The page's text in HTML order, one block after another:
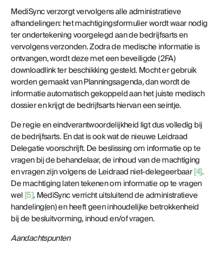
MediSync verzorgt vervolgens alle administratieve
afhandelingen: het machtigingsformulier wordt waar nodig
ter ondertekening voorgelegd aan de bedrijfsarts en
vervolgens verzonden. Zodra de medische informatie is
ontvangen, wordt deze met een beveiligde (2FA)
downloadlink ter beschikking gesteld. Mocht er gebruik
worden gemaakt van Planningsagenda, dan wordt de
informatie automatisch gekoppeld aan het juiste medisch
dossier en krijgt de bedrijfsarts hiervan een seintje.
De regie en eindverantwoordelijkheid ligt dus volledig bij
de bedrijfsarts. En dat is ook wat de nieuwe Leidraad
Delegatie voorschrijft. De beslissing om informatie op te
vragen bij de behandelaar, de inhoud van de machtiging
en vragen zijn volgens de Leidraad niet-delegeerbaar[4].
De machtiging laten tekenen om informatie op te vragen
wel[5]. MediSync verricht uitsluitend de administratieve
handeling(en) en heeft geen inhoudelijke betrokkenheid
bij de besluitvorming, inhoud en/of vragen.
Aandachtspunten